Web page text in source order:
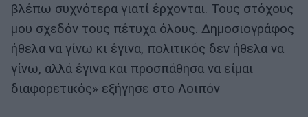
βλέπω συχνότερα γιατί έρχονται. Τους στόχους
μου σχεδόν τους πέτυχα όλους. Δημοσιογράφος
ήθελα να γίνω κι έγινα, πολιτικός δεν ήθελα να
γίνω, αλλά έγινα και προσπάθησα να είμαι
διαφορετικός» εξήγησε στο Λοιπόν